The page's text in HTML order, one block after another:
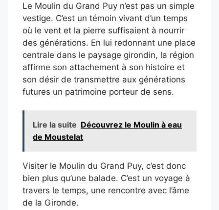
Le Moulin du Grand Puy n’est pas un simple
vestige. C’est un témoin vivant d’un temps
où le vent et la pierre suffisaient à nourrir
des générations. En lui redonnant une place
centrale dans le paysage girondin, la région
affirme son attachement à son histoire et
son désir de transmettre aux générations
futures un patrimoine porteur de sens.
Lire la suite Découvrez le Moulin à eau
de Moustelat
Visiter le Moulin du Grand Puy, c’est donc
bien plus qu’une balade. C’est un voyage à
travers le temps, une rencontre avec l’âme
de la Gironde.